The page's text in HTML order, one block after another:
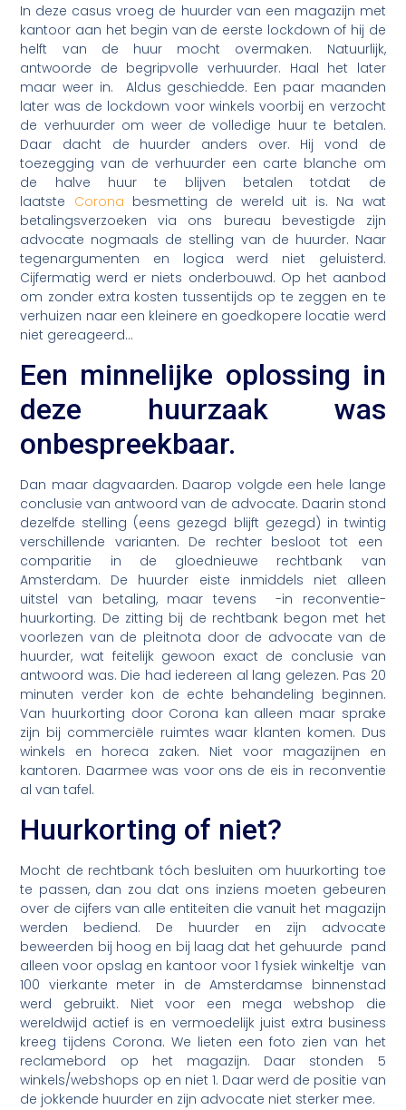
In deze casus vroeg de huurder van een magazijn met
kantoor aan het begin van de eerste lockdown of hij de
helft van de huur mocht overmaken. Natuurlijk,
antwoorde de begripvolle verhuurder. Haal het later
maar weer in. Aldus geschiedde. Een paar maanden
later was de lockdown voor winkels voorbij en verzocht
de verhuurder om weer de volledige huur te betalen.
Daar dacht de huurder anders over. Hij vond de
toezegging van de verhuurder een carte blanche om
de halve huur te blijven betalen totdat de
laatste Corona besmetting de wereld uit is. Na wat
betalingsverzoeken via ons bureau bevestigde zijn
advocate nogmaals de stelling van de huurder. Naar
tegenargumenten en logica werd niet geluisterd.
Cijfermatig werd er niets onderbouwd. Op het aanbod
om zonder extra kosten tussentijds op te zeggen en te
verhuizen naar een kleinere en goedkopere locatie werd
niet gereageerd…
Een minnelijke oplossing in
deze huurzaak was
onbespreekbaar.
Dan maar dagvaarden. Daarop volgde een hele lange
conclusie van antwoord van de advocate. Daarin stond
dezelfde stelling (eens gezegd blijft gezegd) in twintig
verschillende varianten. De rechter besloot tot een
comparitie in de gloednieuwe rechtbank van
Amsterdam. De huurder eiste inmiddels niet alleen
uitstel van betaling, maar tevens -in reconventie-
huurkorting. De zitting bij de rechtbank begon met het
voorlezen van de pleitnota door de advocate van de
huurder, wat feitelijk gewoon exact de conclusie van
antwoord was. Die had iedereen al lang gelezen. Pas 20
minuten verder kon de echte behandeling beginnen.
Van huurkorting door Corona kan alleen maar sprake
zijn bij commerciële ruimtes waar klanten komen. Dus
winkels en horeca zaken. Niet voor magazijnen en
kantoren. Daarmee was voor ons de eis in reconventie
al van tafel.
Huurkorting of niet?
Mocht de rechtbank tóch besluiten om huurkorting toe
te passen, dan zou dat ons inziens moeten gebeuren
over de cijfers van alle entiteiten die vanuit het magazijn
werden bediend. De huurder en zijn advocate
beweerden bij hoog en bij laag dat het gehuurde pand
alleen voor opslag en kantoor voor 1 fysiek winkeltje van
100 vierkante meter in de Amsterdamse binnenstad
werd gebruikt. Niet voor een mega webshop die
wereldwijd actief is en vermoedelijk juist extra business
kreeg tijdens Corona. We lieten een foto zien van het
reclamebord op het magazijn. Daar stonden 5
winkels/webshops op en niet 1. Daar werd de positie van
de jokkende huurder en zijn advocate niet sterker mee.